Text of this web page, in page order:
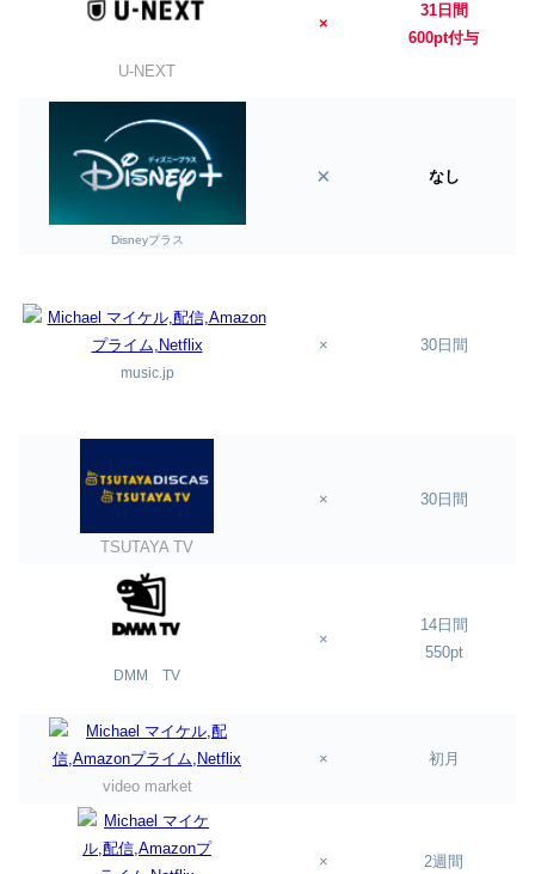
U-NEXT
×
31日間
600pt付与
Disneyプラス
× なし
music.jp
× 30日間
TSUTAYA TV
× 30日間
DMM TV
×
14日間
550pt
video market
× 初月
× 2週間